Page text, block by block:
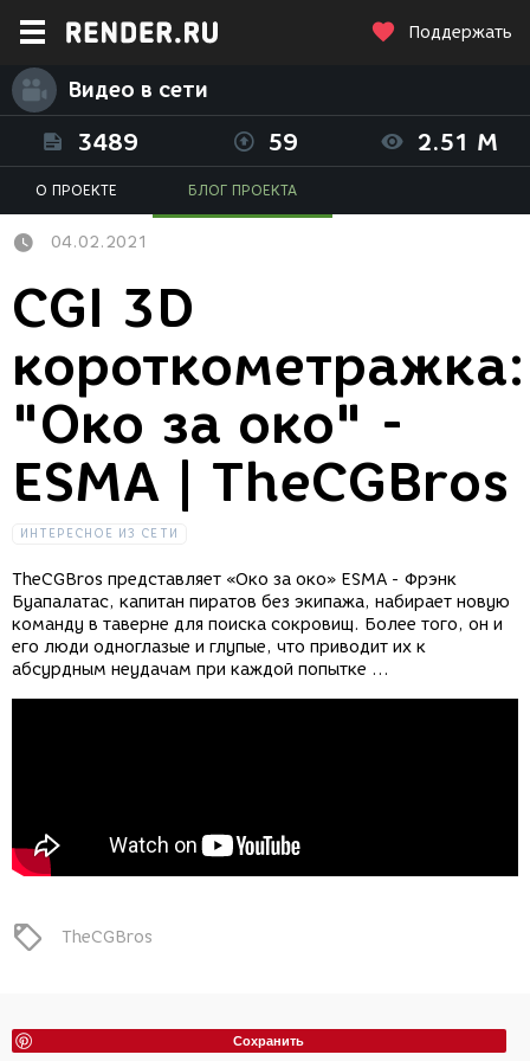
Поддержать
Видео в сети
3489 59 2.51 M
О ПРОЕКТЕ БЛОГ ПРОЕКТА
04.02.2021
CGI 3D
короткометражка:
"Око за око" -
ESMA | TheCGBros
ИНТЕРЕСНОЕ ИЗ СЕТИ
TheCGBros представляет «Око за око» ESMA - Фрэнк
Буапалатас, капитан пиратов без экипажа, набирает новую
команду в таверне для поиска сокровищ. Более того, он и
его люди одноглазые и глупые, что приводит их к
абсурдным неудачам при каждой попытке ...
TheCGBros
Сохранить